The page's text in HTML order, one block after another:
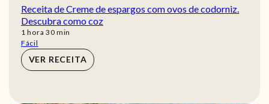
Receita de Creme de espargos com ovos de codorniz.
Descubra como coz
1 hora
hora 30min
min
Fácil
VER RECEITA